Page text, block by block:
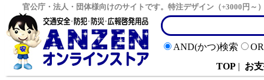
官公庁・法人・団体様向けのサイトです。特注デザイン（+3000円
AND(かつ)検索
TOP | お